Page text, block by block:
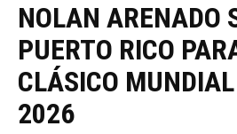
NOLAN ARENADO
PUERTO RICO
CLÁSICO
2026